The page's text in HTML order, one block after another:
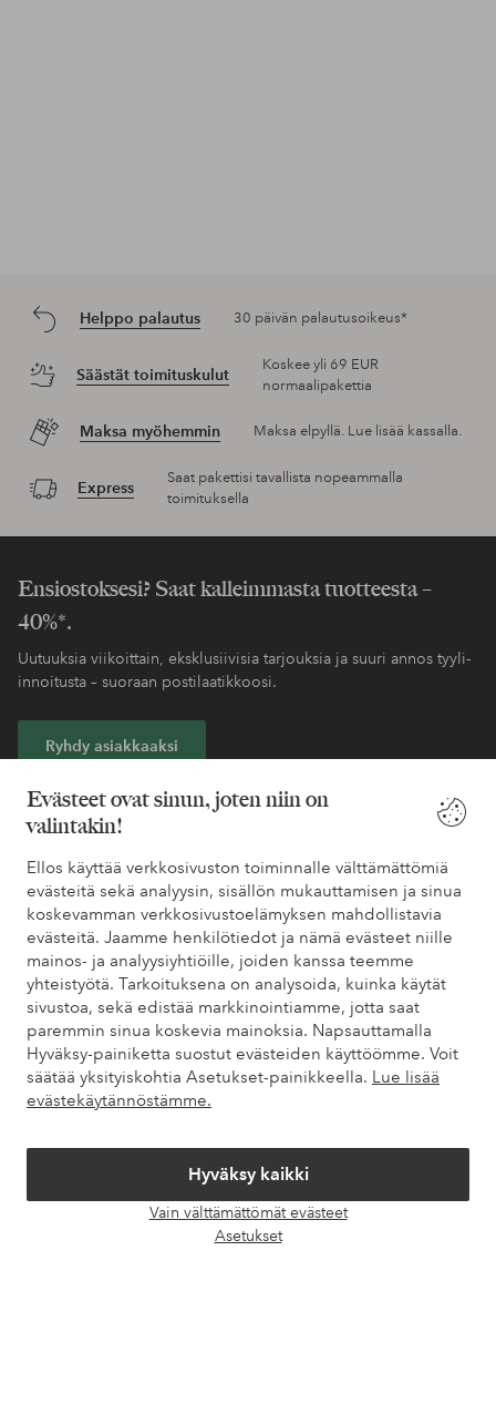
Evästeet ovat sinun, joten niin on
valintakin!
Ellos käyttää verkkosivuston toiminnalle välttämättömiä
evästeitä sekä analyysin, sisällön mukauttamisen ja sinua
koskevamman verkkosivustoelämyksen mahdollistavia
evästeitä. Jaamme henkilötiedot ja nämä evästeet niille
mainos- ja analyysiyhtiöille, joiden kanssa teemme
yhteistyötä. Tarkoituksena on analysoida, kuinka käytät
sivustoa, sekä edistää markkinointiamme, jotta saat
paremmin sinua koskevia mainoksia. Napsauttamalla
Hyväksy-painiketta suostut evästeiden käyttöömme. Voit
säätää yksityiskohtia Asetukset-painikkeella. Lue lisää
evästekäytännöstämme.
Hyväksy kaikki
Vain välttämättömät evästeet
Asetukset
Helppo palautus 30 päivän palautusoikeus*
Säästät toimituskulut
Koskee yli 69 EUR
normaalipakettia
Maksa myöhemmin Maksa elpyllä. Lue lisää kassalla.
Express
Saat pakettisi tavallista nopeammalla
toimituksella
Ensiostoksesi? Saat kalleimmasta tuotteesta –
40%*.
Uutuuksia viikoittain, eksklusiivisia tarjouksia ja suuri annos tyyli-
innoitusta – suoraan postilaatikkoosi.
Ryhdy asiakkaaksi
* Katso tarjouksen ehdot rekisteröitymisen yhteydessä
Tarvitsetko apua?
Löydät vastaukset useimmin kysyttyihin kysymyksiin usein
kysytyistä kysymyksistä. Löydät myös tietoa siitä, miten voit ottaa
meihin yhteyttä.
Asiakaspalvelu Tilaukset Maksutavat
Omat sivut